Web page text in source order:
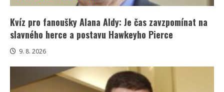
Kvíz pro fanoušky Alana Aldy: Je čas zavzpomínat na
slavného herce a postavu Hawkeyho Pierce
9. 8. 2026